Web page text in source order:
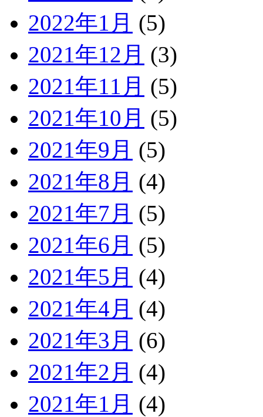
2022年1月 (5)
2021年12月 (3)
2021年11月 (5)
2021年10月 (5)
2021年9月 (5)
2021年8月 (4)
2021年7月 (5)
2021年6月 (5)
2021年5月 (4)
2021年4月 (4)
2021年3月 (6)
2021年2月 (4)
2021年1月 (4)